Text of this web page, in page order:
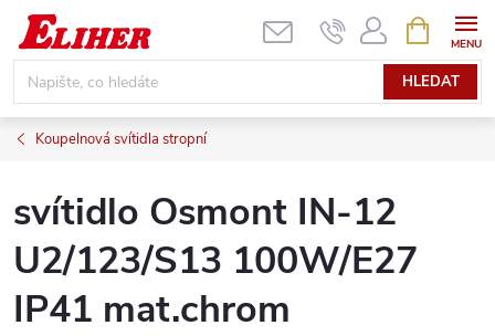
Přejít
obsah
HLEDAT
NÁKUPNÍ
KOŠÍK
Koupelnová svítidla stropní
svítidlo Osmont IN-12
U2/123/S13 100W/E27
IP41 mat.chrom